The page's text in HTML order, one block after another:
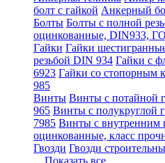
болт с гайкой Анкерный
Болты Болты с полной
оцинкованные, DIN933,
Гайки Гайки
резьбой DIN 934 Гайки с
6923 Гайки со стопорным
985
Винты Винты с потайной
965 Винты с полукруглой
7985 Винты с внутренним
оцинкованные, класс
Гвозди Гвозди
... Показать все